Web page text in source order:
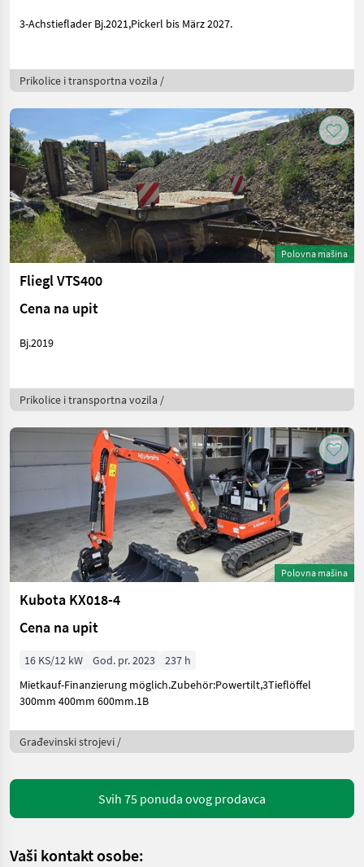
3-Achstieflader Bj.2021,Pickerl bis März 2027.
Prikolice i transportna vozila /
Polovna mašina
Fliegl VTS400
Cena na upit
Bj.2019
Prikolice i transportna vozila /
Polovna mašina
Kubota KX018-4
Cena na upit
16 KS/12 kW God. pr. 2023
237 h
Mietkauf-Finanzierung möglich.Zubehör:Powertilt,3Tieflöffel
300mm 400mm 600mm.1B
Građevinski strojevi /
Svih 75 ponuda ovog prodavca
Vaši kontakt osobe: